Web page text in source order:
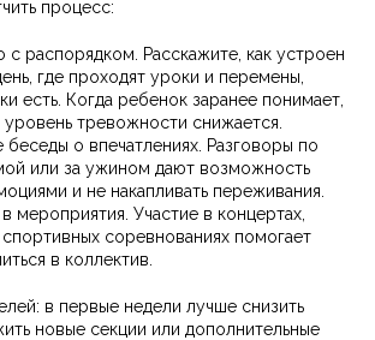
процесс:
с распорядком. Расскажите, как устроен
где проходят уроки и перемены,
есть. Когда ребенок заранее понимает,
уровень тревожности снижается.
беседы о впечатлениях. Разговоры по
или за ужином дают возможность
и не накапливать переживания.
мероприятия. Участие в концертах,
спортивных соревнованиях помогает
в коллектив.
в первые недели лучше снизить
новые секции или дополнительные